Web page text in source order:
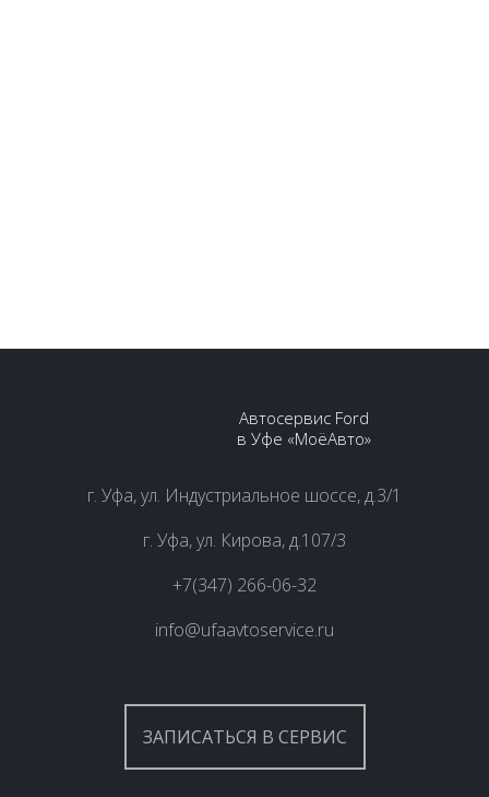
Автосервис Ford
в Уфе «МоёАвто»
г. Уфа, ул. Индустриальное шоссе, д.3/1
г. Уфа, ул. Кирова, д.107/3
+7(347) 266-06-32
info@ufaavtoservice.ru
ЗАПИСАТЬСЯ В СЕРВИС